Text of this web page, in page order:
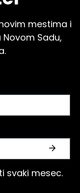
mestima i
Sadu,
svaki mesec.